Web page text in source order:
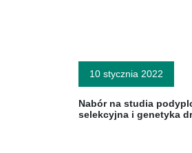
10 stycznia 2022
Nabór na studia
selekcyjna i genetyka